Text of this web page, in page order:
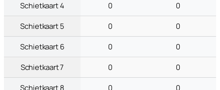
Schietkaart 4
0
0
Schietkaart 5
0
0
Schietkaart 6
0
0
Schietkaart 7
0
0
Schietkaart 8
0 0